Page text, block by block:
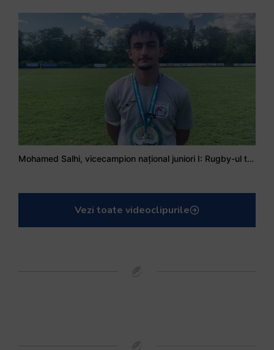
Mohamed Salhi, vicecampion național juniori I: Rugby-ul te învață să accepți și înfrângerile
Vezi toate videoclipurile